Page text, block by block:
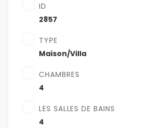
ID
2857
TYPE
Maison/Villa
CHAMBRES
4
LES SALLES DE BAINS
4